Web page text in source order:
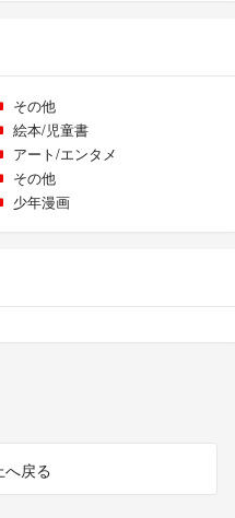
その他
絵本/児童書
アート/エンタメ
その他
少年漫画
戻る